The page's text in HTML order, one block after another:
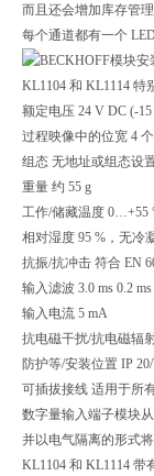
而且还会增加库存管
每个通道都有一个
KL1104 和 KL1114 特
额定电压 24 V DC (-15
过程映像中的位宽 4
组态 无地址或组态设
重量 约 55 g
工作/储藏温度 0…+55
相对湿度 95 %，无冷
抗振/抗冲击 符合 EN
输入滤波 3.0 ms 0.2 ms
输入电流 5 mA
抗电磁干扰/抗电磁辐
防护等/安装位置 IP
可插拔接线 适用于所
数字量输入端子模块
并以电气隔离的形式
KL1104 和 KL1114 带